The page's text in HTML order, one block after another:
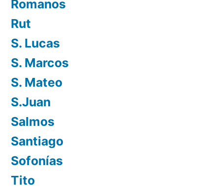
Romanos
Rut
S. Lucas
S. Marcos
S. Mateo
S.Juan
Salmos
Santiago
Sofonías
Tito